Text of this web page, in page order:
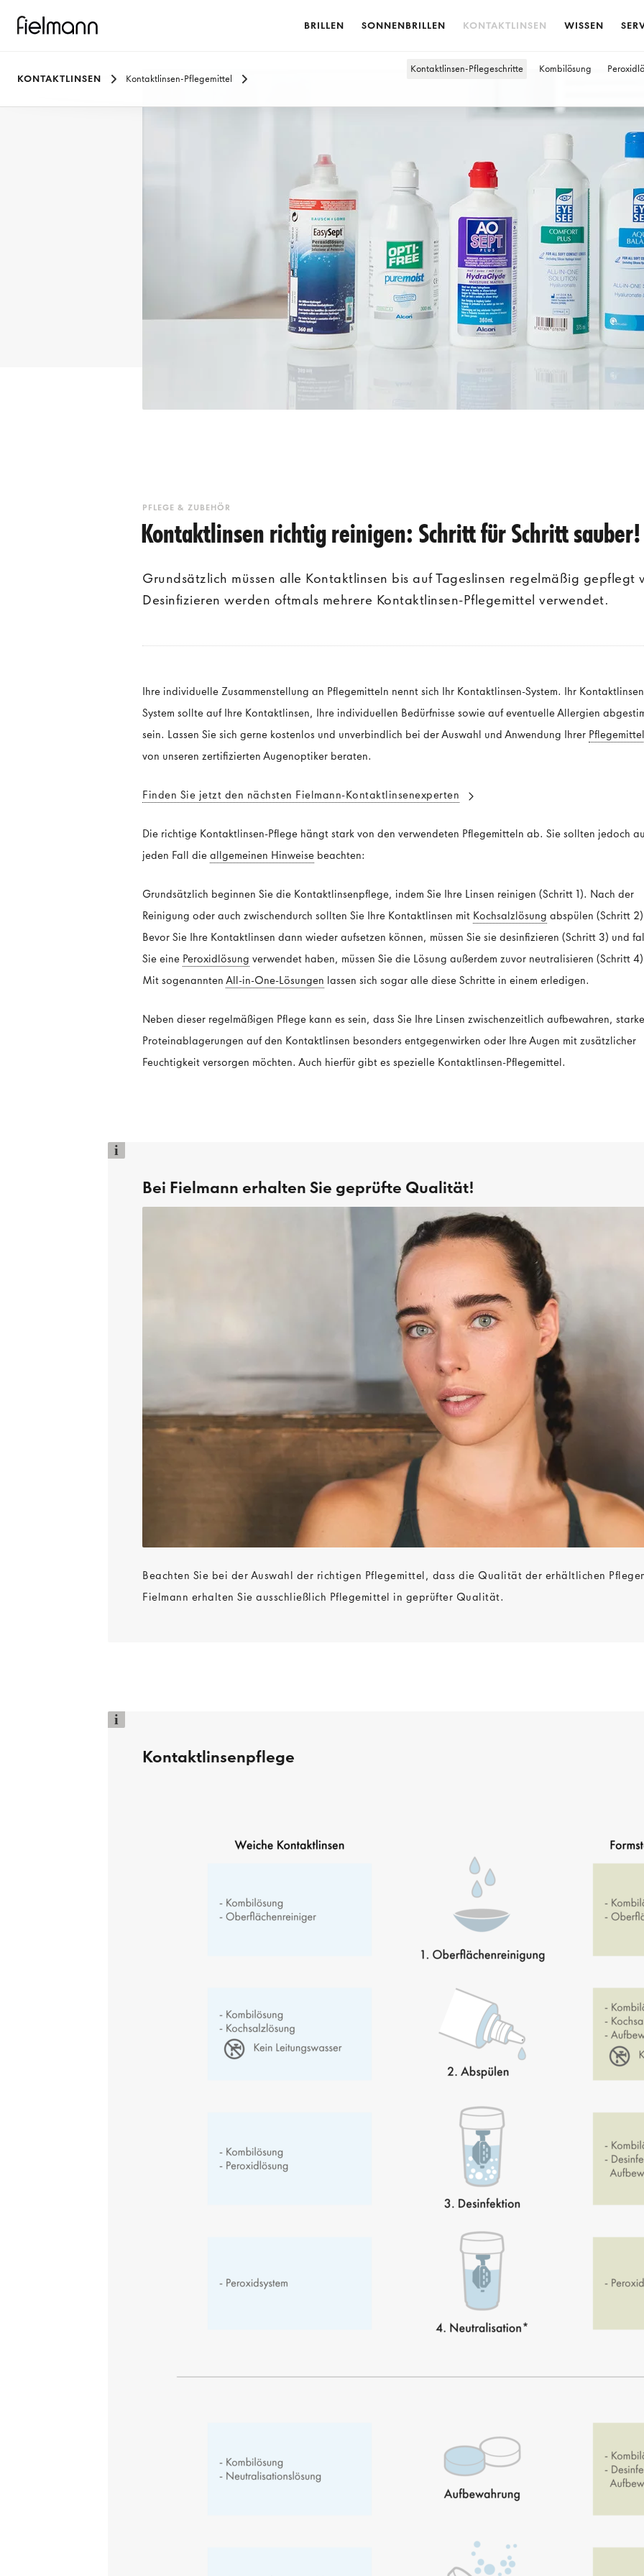
BRILLEN SONNENBRILLEN KONTAKTLINSEN WISSEN
KONTAKTLINSEN Kontaktlinsen-Pflegemittel
Kontaktlinsen-Pflegeschritte Kombilösung
PFLEGE & ZUBEHÖR
Kontaktlinsen richtig reinigen: Schritt für Schritt sauber!
Grundsätzlich müssen alle Kontaktlinsen bis auf Tageslinsen regelmäßig gepflegt
Desinfizieren werden oftmals mehrere Kontaktlinsen-Pflegemittel verwendet.
Ihre individuelle Zusammenstellung an Pflegemitteln nennt sich Ihr Kontaktlinsen-System. Ihr
System sollte auf Ihre Kontaktlinsen, Ihre individuellen Bedürfnisse sowie auf eventuelle Allergien
sein. Lassen Sie sich gerne kostenlos und unverbindlich bei der Auswahl und Anwendung Ihrer Pflegemittel
von unseren zertifizierten Augenoptiker beraten.
Finden Sie jetzt den nächsten Fielmann-Kontaktlinsenexperten
Die richtige Kontaktlinsen-Pflege hängt stark von den verwendeten Pflegemitteln ab. Sie sollten jedoch
jeden Fall die allgemeinen Hinweise beachten:
Grundsätzlich beginnen Sie die Kontaktlinsenpflege, indem Sie Ihre Linsen reinigen (Schritt 1). Nach der
Reinigung oder auch zwischendurch sollten Sie Ihre Kontaktlinsen mit Kochsalzlösung abspülen (Schritt
Bevor Sie Ihre Kontaktlinsen dann wieder aufsetzen können, müssen Sie sie desinfizieren (Schritt 3) und
Sie eine Peroxidlösung verwendet haben, müssen Sie die Lösung außerdem zuvor neutralisieren (Schritt
Mit sogenannten All-in-One-Lösungen lassen sich sogar alle diese Schritte in einem erledigen.
Neben dieser regelmäßigen Pflege kann es sein, dass Sie Ihre Linsen zwischenzeitlich aufbewahren,
Proteinablagerungen auf den Kontaktlinsen besonders entgegenwirken oder Ihre Augen mit zusätzlicher
Feuchtigkeit versorgen möchten. Auch hierfür gibt es spezielle Kontaktlinsen-Pflegemittel.
i
Bei Fielmann erhalten Sie geprüfte Qualität!
Beachten Sie bei der Auswahl der richtigen Pflegemittel, dass die Qualität der erhältlichen
Fielmann erhalten Sie ausschließlich Pflegemittel in geprüfter Qualität.
i
Kontaktlinsenpflege